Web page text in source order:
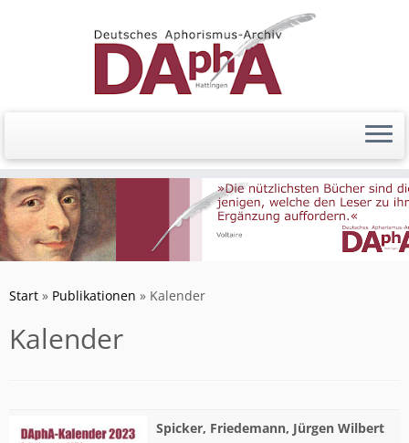
Start » Publikationen » Kalender
Kalender
Spicker, Friedemann, Jürgen Wilbert